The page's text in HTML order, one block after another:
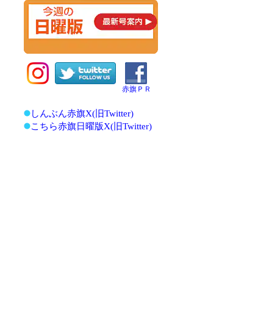
赤旗ＰＲ
しんぶん赤旗X(旧Twitter)
こちら赤旗日曜版X(旧Twitter)